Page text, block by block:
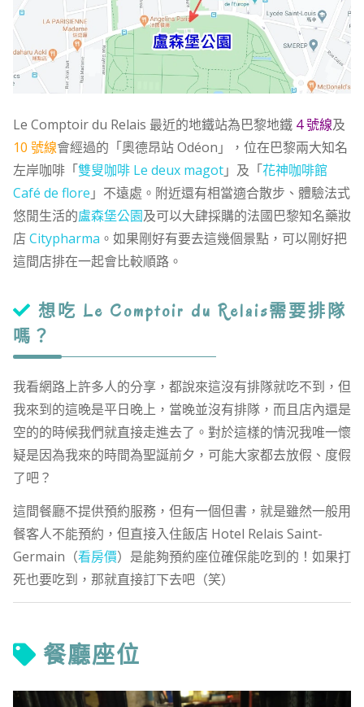
Le Comptoir du Relais 最近的地鐵站為巴黎地鐵 4 號線及
10 號線會經過的「奧德昂站 Odéon」，位在巴黎兩大知名
左岸咖啡「雙叟咖啡 Le deux magot」及「花神咖啡館
Café de flore 」不遠處。附近還有相當適合散步、體驗法式
悠閒生活的盧森堡公園及可以大肆採購的法國巴黎知名藥妝
店 Citypharma 。如果剛好有要去這幾個景點，可以剛好把
這間店排在一起會比較順路。
想吃 Le Comptoir du Relais需要排隊
嗎？
我看網路上許多人的分享，都說來這沒有排隊就吃不到，但
我來到的這晚是平日晚上，當晚並沒有排隊，而且店內還是
空的的時候我們就直接走進去了。對於這樣的情況我唯一懷
疑是因為我來的時間為聖誕前夕，可能大家都去放假、度假
了吧？
這間餐廳不提供預約服務，但有一個但書，就是雖然一般用
餐客人不能預約，但直接入住飯店 Hotel Relais Saint-
Germain（看房價）是能夠預約座位確保能吃到的！如果打
死也要吃到，那就直接訂下去吧（笑）
餐廳座位